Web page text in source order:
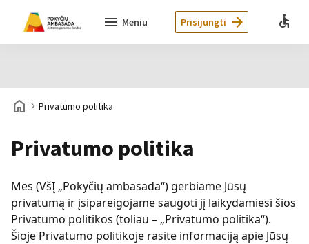
menu Meniu Prisijungti arrow_forward accessible
home navigate_next Privatumo politika
Privatumo politika
Mes (VšĮ „Pokyčių ambasada“) gerbiame Jūsų
privatumą ir įsipareigojame saugoti jį laikydamiesi šios
Privatumo politikos (toliau – „Privatumo politika“).
Šioje Privatumo politikoje rasite informaciją apie Jūsų